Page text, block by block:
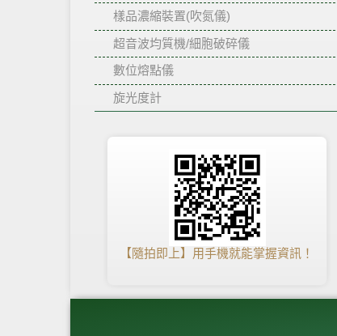
樣品濃縮裝置(吹氮儀)
超音波均質機/細胞破碎儀
數位熔點儀
旋光度計
【隨拍即上】用手機就能掌握資訊！